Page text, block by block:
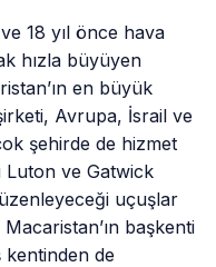
18 yıl önce hava
hızla büyüyen
en büyük
Avrupa, İsrail ve
şehirde de hizmet
Luton ve Gatwick
uçuşlar
başkenti
kentinden de